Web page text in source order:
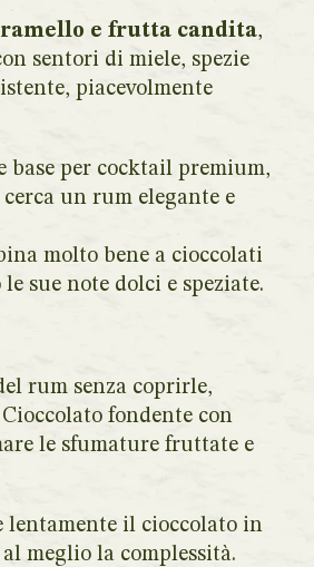
e frutta candita,
sentori di miele, spezie
piacevolmente
base per cocktail premium,
un rum elegante e
molto bene a cioccolati
sue note dolci e speziate.
rum senza coprirle,
fondente con
le sfumature fruttate e
lentamente il cioccolato in
meglio la complessità.